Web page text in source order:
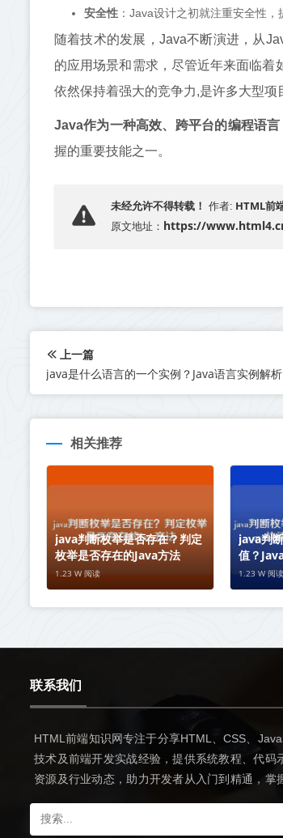
安全性：Java设计之初就注重安全性，
随着技术的发展，Java不断演进，从
的应用场景和需求，尽管近年来面临着
依然保持着强大的竞争力,是许多大型项
Java作为一种高效、跨平台的编程语言
握的重要技能之一。
未经允许不得转载！ 作者: HTML前
原文地址： https://
上一篇
java是什么语言的一个实例？Java语言实例解析
相关推荐
java判断枚举是否存在？判定
枚举是否存在的Java方法
1.23 W 阅读
java判
值？
性
1.23 W 阅读
联系我们
HTML前端知识网专注于分享HTML、CSS、
技术及前端开发实战经验，提供系统教程、代码
资源及行业动态，助力开发者从入门到精通，掌